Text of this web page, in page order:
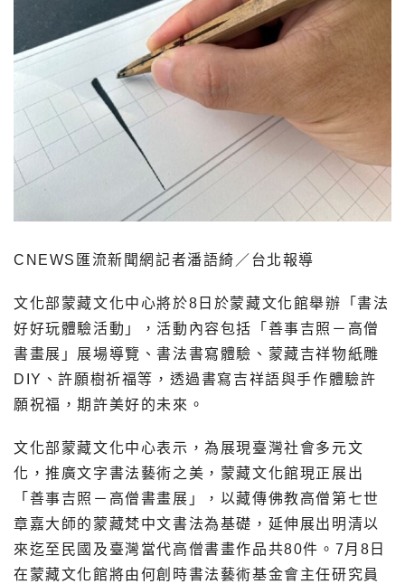
CNEWS匯流新聞網記者潘語綺／台北報導
文化部蒙藏文化中心將於8日於蒙藏文化館舉辦「書法
好好玩體驗活動」，活動內容包括「善事吉照－高僧
書畫展」展場導覽、書法書寫體驗、蒙藏吉祥物紙雕
DIY、許願樹祈福等，透過書寫吉祥語與手作體驗許
願祝福，期許美好的未來。
文化部蒙藏文化中心表示，為展現臺灣社會多元文
化，推廣文字書法藝術之美，蒙藏文化館現正展出
「善事吉照－高僧書畫展」，以藏傳佛教高僧第七世
章嘉大師的蒙藏梵中文書法為基礎，延伸展出明清以
來迄至民國及臺灣當代高僧書畫作品共80件。7月8日
在蒙藏文化館將由何創時書法藝術基金會主任研究員